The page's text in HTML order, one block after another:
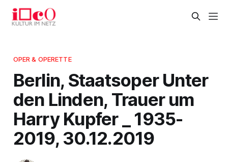
OPER & OPERETTE
Berlin, Staatsoper Unter
den Linden, Trauer um
Harry Kupfer _ 1935-
2019, 30.12.2019